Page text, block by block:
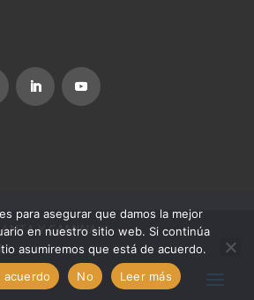
Y CAMINA
para asegurar que damos la mejor
en nuestro sitio web. Si continúa
asumiremos que está de acuerdo.
acuerdo
No Leer más